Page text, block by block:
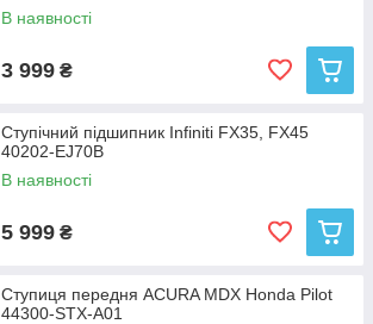
В наявності
3 999 ₴
Ступічний підшипник Infiniti FX35, FX45
40202-EJ70B
В наявності
5 999 ₴
Ступиця передня ACURA MDX Honda Pilot
44300-STX-A01